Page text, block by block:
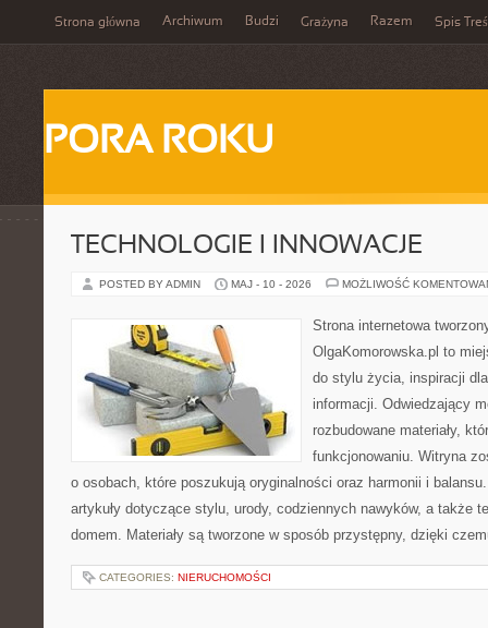
Strona główna Archiwum Budzi Grażyna Razem Spis
PORA ROKU
TECHNOLOGIE I INNOWACJE
POSTED BY ADMIN MAJ - 10 - 2026 MOŻLIWOŚĆ
Strona internetowa
OlgaKomorowska.pl to
do stylu życia, inspiracji
informacji. Odwiedzający
rozbudowane materiały,
funkcjonowaniu. Witryna
o osobach, które poszukują oryginalności oraz harmonii i
artykuły dotyczące stylu, urody, codziennych nawyków, a także
domem. Materiały są tworzone w sposób przystępny, dzięki
CATEGORIES: NIERUCHOMOŚCI